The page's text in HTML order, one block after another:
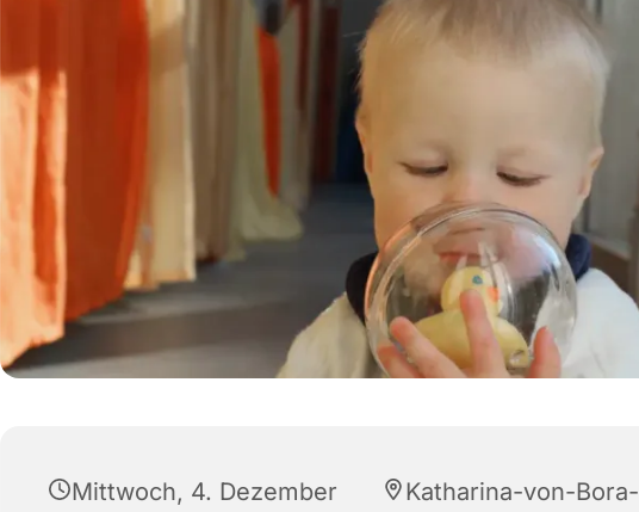
Mittwoch, 4. Dezember
Katharina-von-Bora-